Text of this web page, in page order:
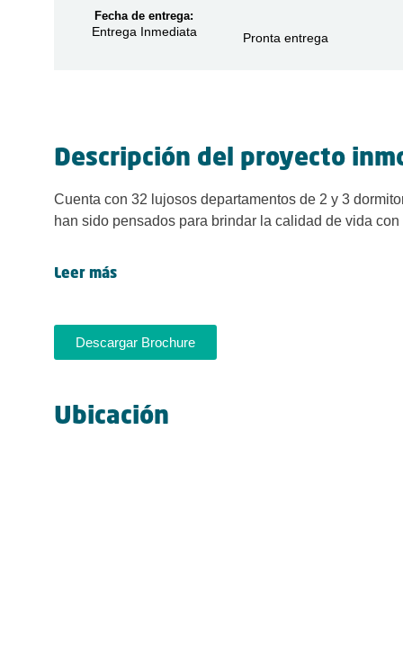
Fecha de entrega:
Entrega Inmediata Pronta entrega
Descripción del proyecto
Cuenta con 32 lujosos departamentos de 2 y 3
han sido pensados para brindar la calidad de vida
Leer más
Descargar Brochure
Ubicación